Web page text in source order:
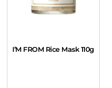
I’M FROM Rice Mask 110g